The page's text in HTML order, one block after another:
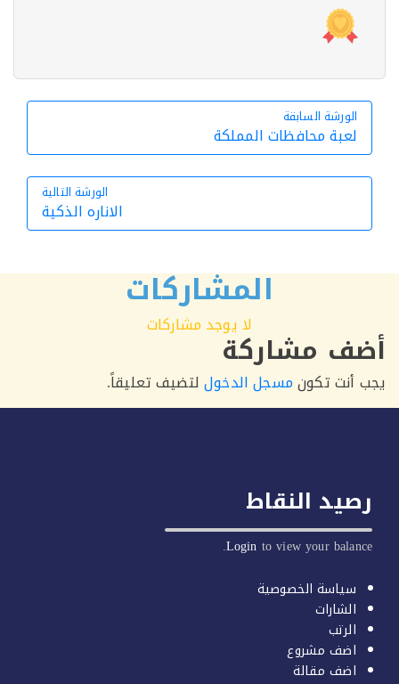
الورشة السابقة
الورشة السابقة
لعبة محافظات المملكة
الورشة التالية
الورشة
الاناره الذكية
المشاركات
لا يوجد مشاركات
مشاركة
تكونمسجل الدخوللتضيف تعليقاً.
النقاط
Loginto view your
سياسة الخصوصية
الشارات
الرتب
اضف مشروع
اضف مقالة